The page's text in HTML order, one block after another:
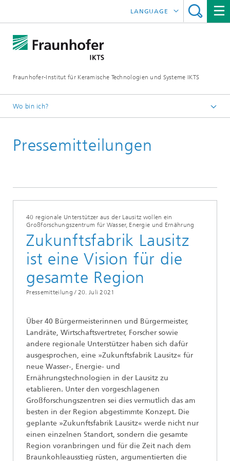
Fraunhofer-Institut für Keramische Technologien und Systeme IKTS
LANGUAGE
ČESKÝ
Wo bin ich?
Pressemitteilungen
40 regionale Unterstützer aus der Lausitz wollen ein
Großforschungszentrum für Wasser, Energie und Ernährung
Zukunftsfabrik Lausitz
ist eine Vision für die
gesamte Region
Pressemitteilung / 20. Juli 2021
Über 40 Bürgermeisterinnen und Bürgermeister,
Landräte, Wirtschaftsvertreter, Forscher sowie
andere regionale Unterstützer haben sich dafür
ausgesprochen, eine »Zukunftsfabrik Lausitz« für
neue Wasser-, Energie- und
Ernährungstechnologien in der Lausitz zu
etablieren. Unter den vorgeschlagenen
Großforschungszentren sei dies vermutlich das am
besten in der Region abgestimmte Konzept. Die
geplante »Zukunftsfabrik Lausitz« werde nicht nur
einen einzelnen Standort, sondern die gesamte
Region voranbringen und für die Zeit nach dem
Braunkohleausstieg rüsten, argumentierten die